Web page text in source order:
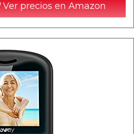
Ver precios en Amazon